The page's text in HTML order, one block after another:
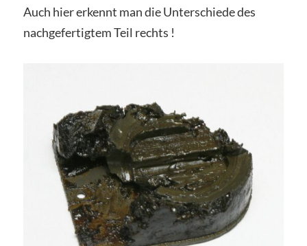
Auch hier erkennt man die Unterschiede des
nachgefertigtem Teil rechts !